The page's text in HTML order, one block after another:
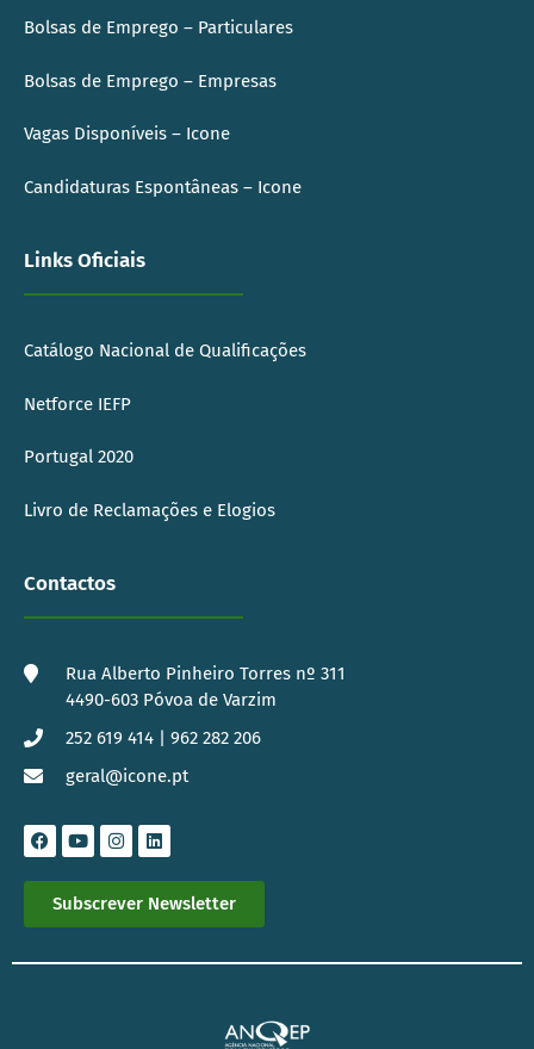
Bolsas de Emprego – Particulares
Bolsas de Emprego – Empresas
Vagas Disponíveis – Icone
Candidaturas Espontâneas – Icone
Links Oficiais
Catálogo Nacional de Qualificações
Netforce IEFP
Portugal 2020
Livro de Reclamações e Elogios
Contactos
Rua Alberto Pinheiro Torres nº 311
4490-603 Póvoa de Varzim
252 619 414 | 962 282 206
geral@icone.pt
Subscrever Newsletter